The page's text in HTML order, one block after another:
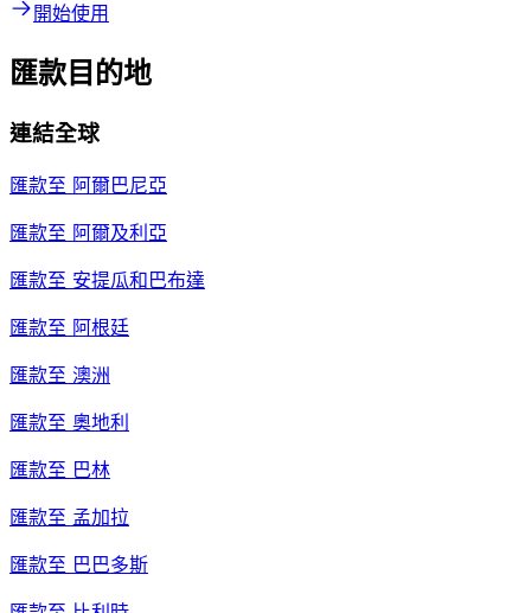
開始使用
匯款目的地
連結全球
匯款至 阿爾巴尼亞
匯款至 阿爾及利亞
匯款至 安提瓜和巴布達
匯款至 阿根廷
匯款至 澳洲
匯款至 奧地利
匯款至 巴林
匯款至 孟加拉
匯款至 巴巴多斯